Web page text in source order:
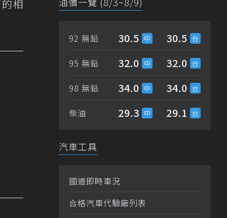
相
92 無鉛 30.5 30.5
95 無鉛 32.0 32.0
98 無鉛 34.0 34.0
柴油 29.3 29.1
汽車工具
國道即時車況
合格汽車代驗廠列表